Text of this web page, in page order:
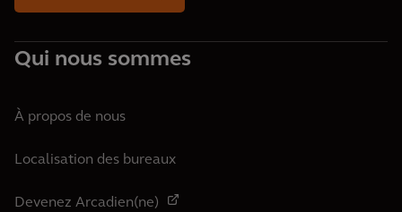
Qui nous sommes
À propos de nous
Localisation des bureaux
Devenez Arcadien(ne)